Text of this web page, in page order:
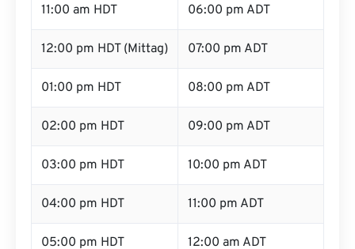
11:00 am HDT 06:00 pm ADT
12:00 pm HDT (Mittag) 07:00 pm ADT
01:00 pm HDT 08:00 pm ADT
02:00 pm HDT 09:00 pm ADT
03:00 pm HDT 10:00 pm ADT
04:00 pm HDT 11:00 pm ADT
05:00 pm HDT
12:00 am ADT